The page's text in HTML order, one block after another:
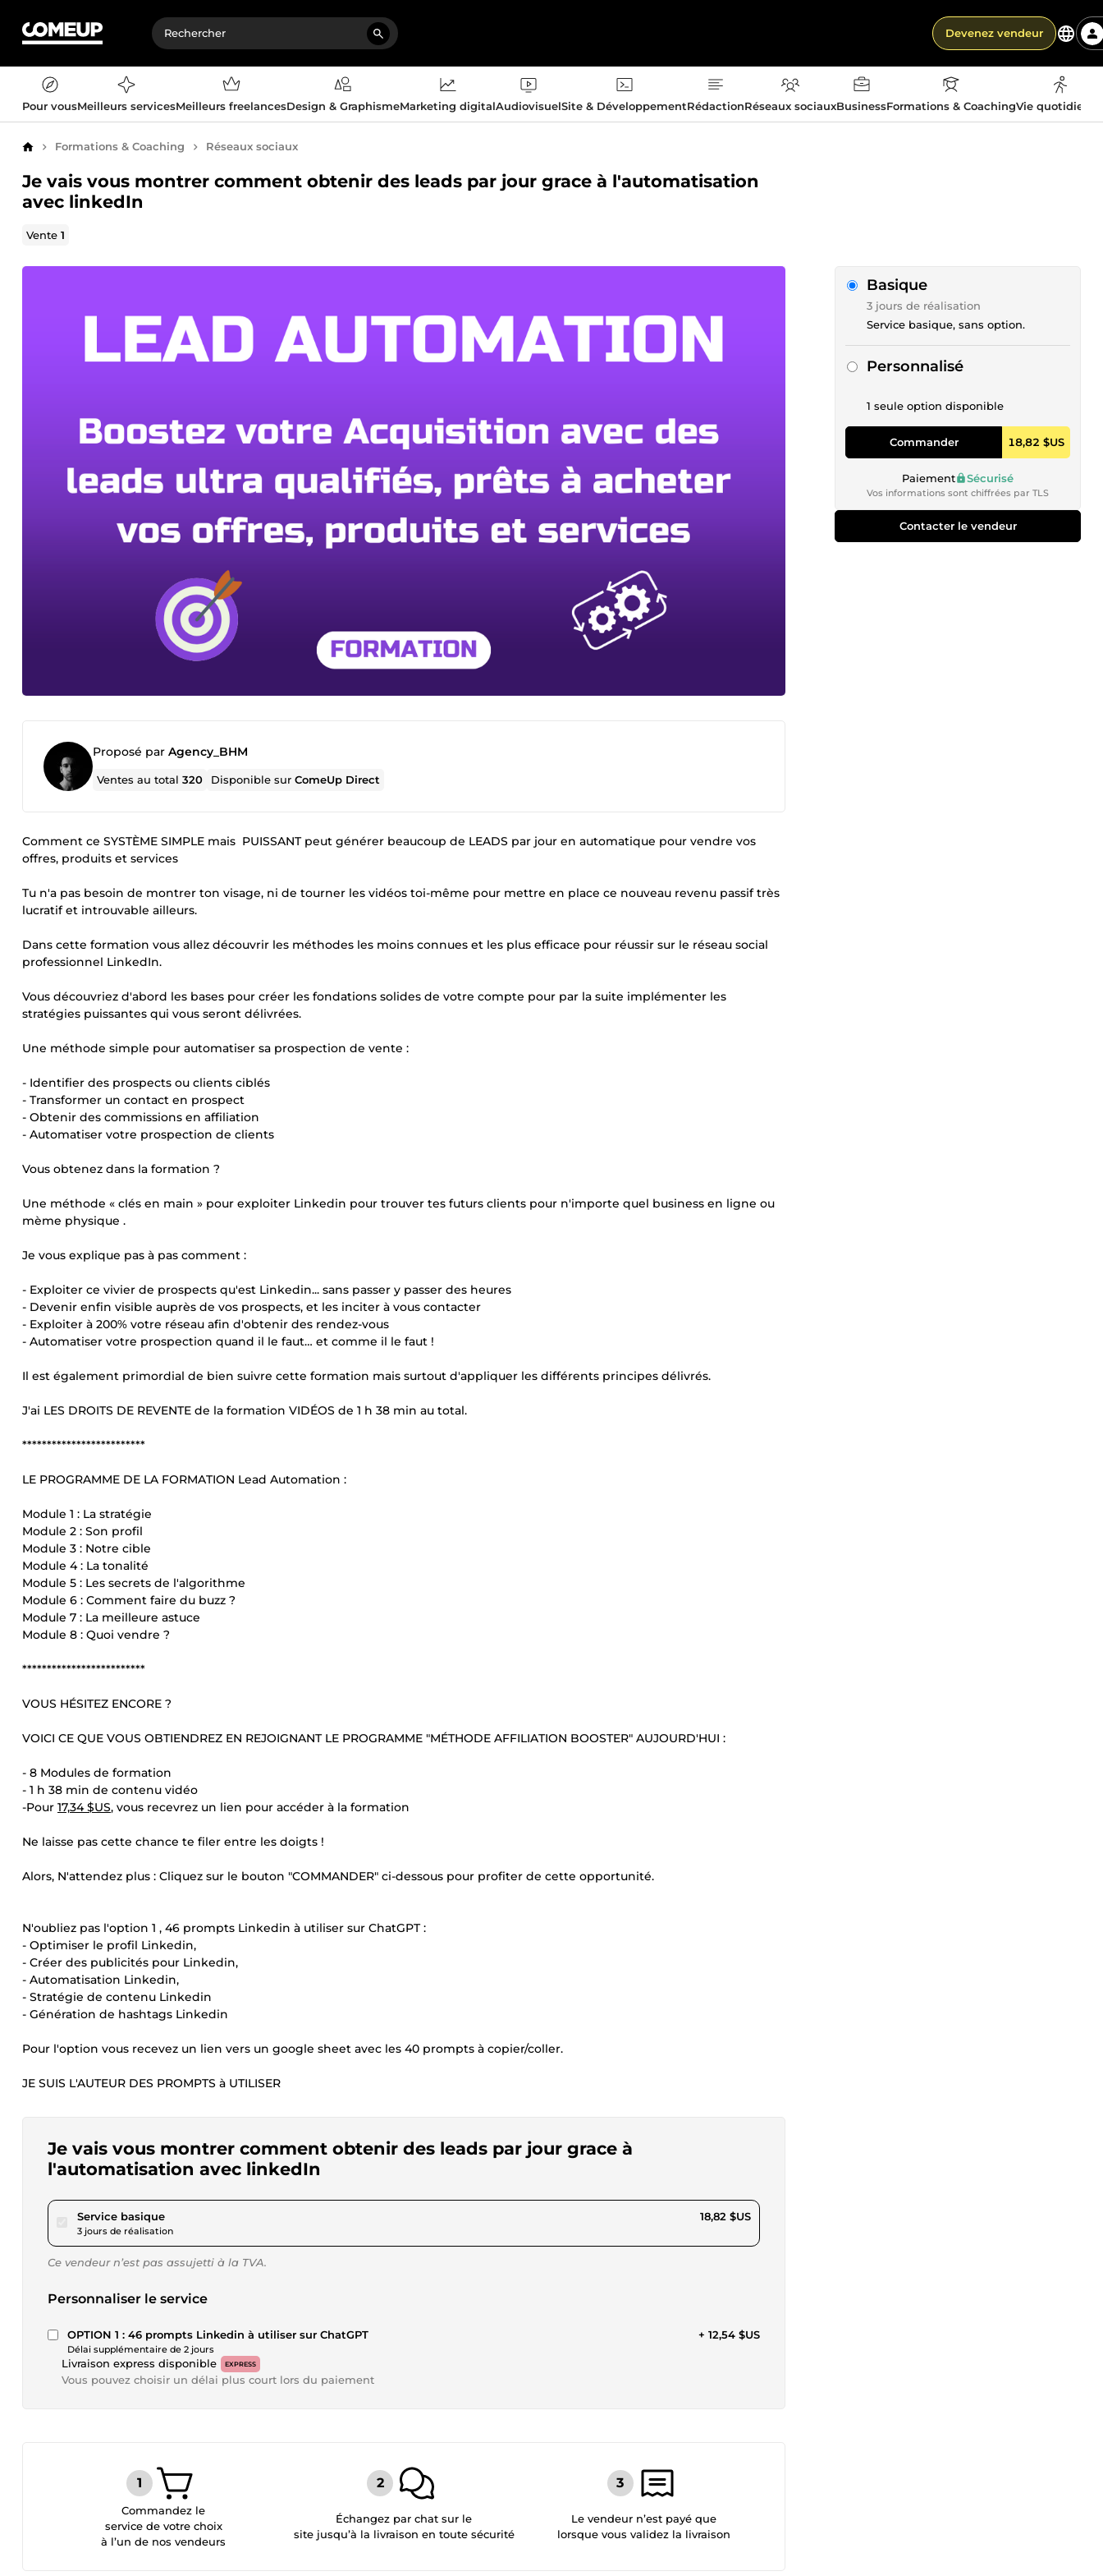
Devenez vendeur
Pour vousMeilleurs servicesMeilleurs freelancesDesign & GraphismeMarketing digitalAudiovisuelSite & DéveloppementRédactionRéseaux sociauxBusinessFormations & CoachingVie
AccueilFormations & Coaching Réseaux sociaux
Je vais vous montrer comment obtenir des leads par jour grace à l'automatisation
avec linkedIn
Vente1
Proposé par Agency_BHM
Ventes au total320 Disponible surComeUp Direct
Comment ce SYSTÈME SIMPLE mais PUISSANT peut générer beaucoup de LEADS par jour en automatique pour vendre vos
offres, produits et services
Tu n'a pas besoin de montrer ton visage, ni de tourner les vidéos toi-même pour mettre en place ce nouveau revenu passif très
lucratif et introuvable ailleurs.
Dans cette formation vous allez découvrir les méthodes les moins connues et les plus efficace pour réussir sur le réseau social
professionnel LinkedIn.
Vous découvriez d'abord les bases pour créer les fondations solides de votre compte pour par la suite implémenter les
stratégies puissantes qui vous seront délivrées.
Une méthode simple pour automatiser sa prospection de vente :
- Identifier des prospects ou clients ciblés
- Transformer un contact en prospect
- Obtenir des commissions en affiliation
- Automatiser votre prospection de clients
Vous obtenez dans la formation ?
Une méthode « clés en main » pour exploiter Linkedin pour trouver tes futurs clients pour n'importe quel business en ligne ou
mème physique .
Je vous explique pas à pas comment :
- Exploiter ce vivier de prospects qu'est Linkedin... sans passer y passer des heures
- Devenir enfin visible auprès de vos prospects, et les inciter à vous contacter
- Exploiter à 200% votre réseau afin d'obtenir des rendez-vous
- Automatiser votre prospection quand il le faut… et comme il le faut !
Il est également primordial de bien suivre cette formation mais surtout d'appliquer les différents principes délivrés.
J'ai LES DROITS DE REVENTE de la formation VIDÉOS de 1 h 38 min au total.
*************************
LE PROGRAMME DE LA FORMATION Lead Automation :
Module 1 : La stratégie
Module 2 : Son profil
Module 3 : Notre cible
Module 4 : La tonalité
Module 5 : Les secrets de l'algorithme
Module 6 : Comment faire du buzz ?
Module 7 : La meilleure astuce
Module 8 : Quoi vendre ?
*************************
VOUS HÉSITEZ ENCORE ?
VOICI CE QUE VOUS OBTIENDREZ EN REJOIGNANT LE PROGRAMME "MÉTHODE AFFILIATION BOOSTER" AUJOURD'HUI :
- 8 Modules de formation
- 1 h 38 min de contenu vidéo
-Pour 17,34 $US, vous recevrez un lien pour accéder à la formation
Ne laisse pas cette chance te filer entre les doigts !
Alors, N'attendez plus : Cliquez sur le bouton "COMMANDER" ci-dessous pour profiter de cette opportunité.
N'oubliez pas l'option 1 , 46 prompts Linkedin à utiliser sur ChatGPT :
- Optimiser le profil Linkedin,
- Créer des publicités pour Linkedin,
- Automatisation Linkedin,
- Stratégie de contenu Linkedin
- Génération de hashtags Linkedin
Pour l'option vous recevez un lien vers un google sheet avec les 40 prompts à copier/coller.
JE SUIS L'AUTEUR DES PROMPTS à UTILISER
Je vais vous montrer comment obtenir des leads par jour grace à
l'automatisation avec linkedIn
Service basiquepour 17,34 $US
3 jours de réalisation
18,82 $US
Ce vendeur n’est pas assujetti à la TVA.
Personnaliser le service
OPTION 1 : 46 prompts Linkedin à utiliser sur ChatGPT
Délai supplémentaire de 2 jours
+ 12,54 $US
Livraison express disponible EXPRESS
Vous pouvez choisir un délai plus court lors du paiement
Basique
3 jours de réalisation
Service basique, sans option.
Personnalisé
1 seule option disponible
Commander 18,82 $US
Paiement Sécurisé
Vos informations sont chiffrées par TLS
Contacter le vendeur
Commandez le
service de votre choix
à l’un de nos vendeurs
Échangez par chat sur le
site jusqu’à la livraison en toute sécurité
Le vendeur n’est payé que
lorsque vous validez la livraison